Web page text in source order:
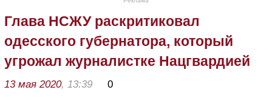
Глава НСЖУ раскритиковал
одесского губернатора, который
угрожал журналистке Нацгвардией
13 мая 2020, 13:39 0